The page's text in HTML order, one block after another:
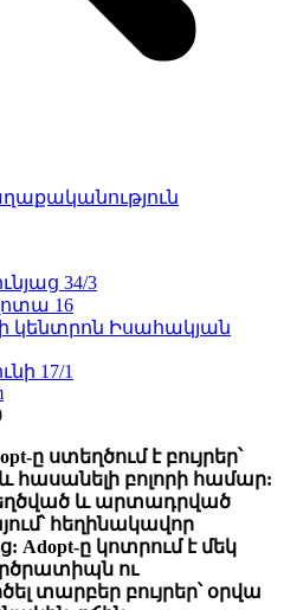
34/3
16
կենտրոն Իսահակյան
17/1
ը ստեղծում է բույրեր՝
հասանելի բոլորի համար:
և արտադրված
հեղինակավոր
Adopt-ը կոտրում է մեկ
ու
տարբեր բույրեր՝ օրվա